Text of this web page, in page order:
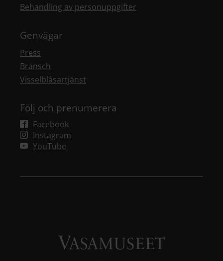
Behandling av personuppgifter
Genvägar
Press
Bransch
Visselblåsartjänst
Följ och prenumerera
Facebook
Instagram
YouTube